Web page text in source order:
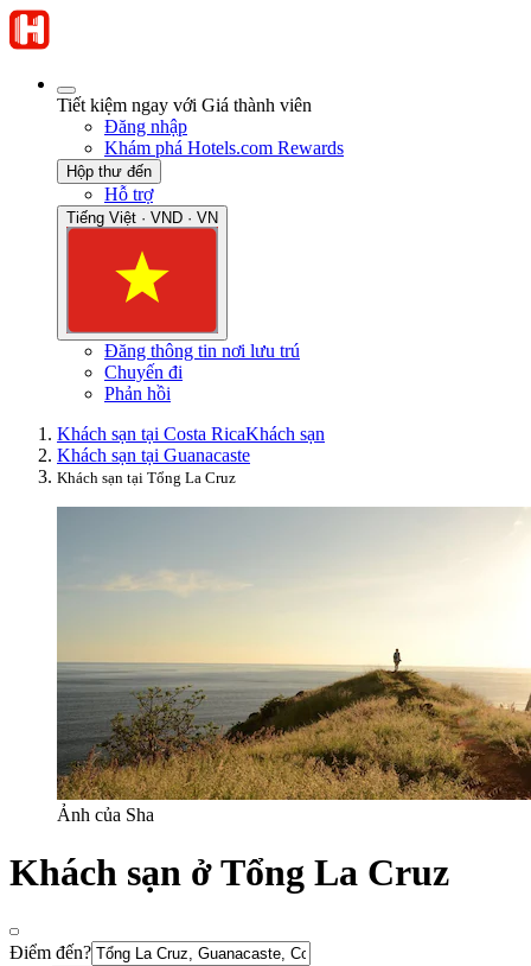
Tiết kiệm ngay với Giá thành viên
Đăng nhập
Khám phá Hotels.com Rewards
Hộp thư đến
Hỗ trợ
Tiếng Việt · VND · VN
Đăng thông tin nơi lưu trú
Chuyến đi
Phản hồi
Khách sạn tại Costa RicaKhách sạn
Khách sạn tại Guanacaste
Khách sạn tại Tổng La Cruz
Ảnh của Sha
Khách sạn ở Tổng La Cruz
Điểm đến?